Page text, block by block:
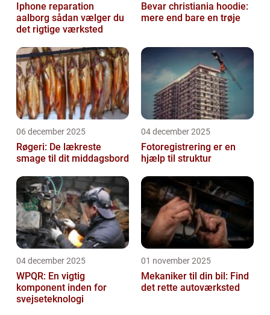
Iphone reparation
aalborg sådan vælger du
det rigtige værksted
Bevar christiania hoodie:
mere end bare en trøje
06 december 2025
Røgeri: De lækreste
smage til dit middagsbord
04 december 2025
Fotoregistrering er en
hjælp til struktur
04 december 2025
WPQR: En vigtig
komponent inden for
svejseteknologi
01 november 2025
Mekaniker til din bil: Find
det rette autoværksted